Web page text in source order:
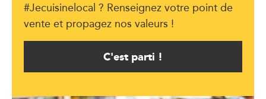
#Jecuisinelocal ? Renseignez votre point de
vente et propagez nos valeurs !
C'est parti !